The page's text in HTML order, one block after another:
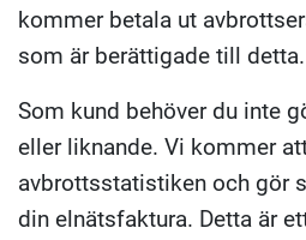
kommer betala ut
som är berättigade till detta.
Som kund behöver du inte
eller liknande. Vi kommer
avbrottsstatistiken och gör
din elnätsfaktura. Detta är